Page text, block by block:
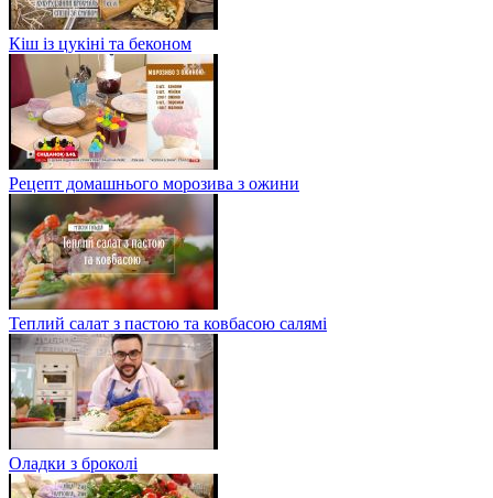
Кіш із цукіні та беконом
Рецепт домашнього морозива з ожини
Теплий салат з пастою та ковбасою салямі
Оладки з броколі